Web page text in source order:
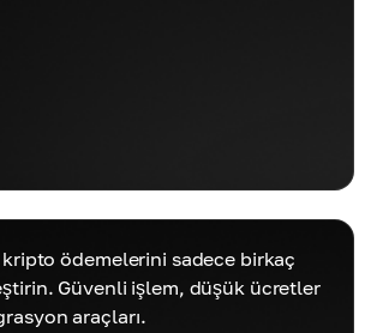
ödemelerini sadece birkaç
Güvenli işlem, düşük ücretler
araçları.